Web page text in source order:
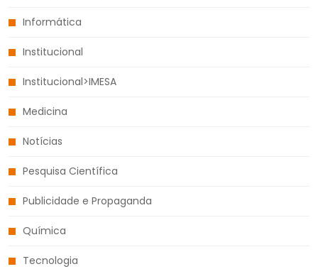
Informática
Institucional
Institucional>IMESA
Medicina
Notícias
Pesquisa Científica
Publicidade e Propaganda
Química
Tecnologia